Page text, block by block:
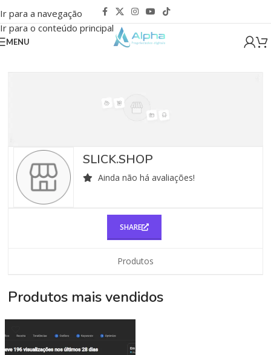
Ir para a navegação
Ir para o conteúdo principal
MENU
SLICK.SHOP
Ainda não há avaliações!
SHARE
Produtos
Produtos mais vendidos